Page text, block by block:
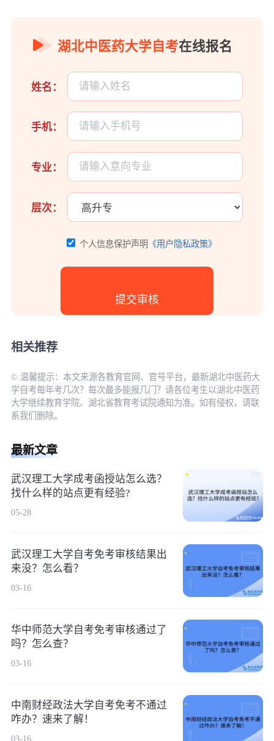
湖北中医药大学自考在线报名
姓名：
手机：
专业：
层次：
个人信息保护声明 《用户隐私政策》
相关推荐
© 温馨提示：本文来源各教育官网、官号平台，最新湖北中医药大
学自考每年考几次？每次最多能报几门？请各位考生以湖北中医药
大学继续教育学院、湖北省教育考试院通知为准。如有侵权，请联
系我们删除。
最新文章
武汉理工大学成考函授站怎么选？
找什么样的站点更有经验?
05-28
武汉理工大学自考免考审核结果出
来没？怎么看？
03-16
华中师范大学自考免考审核通过了
吗？怎么查？
03-16
中南财经政法大学自考免考不通过
咋办？速来了解！
03-16